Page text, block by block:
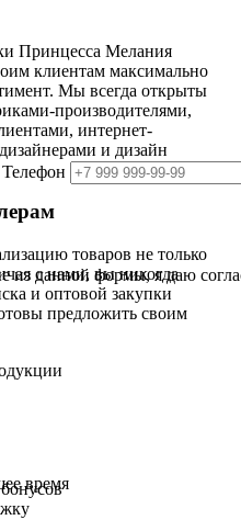
Телефон
из данной формы, я даю
время
Принцесса Мелания
клиентам максимально
Мы всегда открыты
производителями,
интернет-
и дизайн
товаров не только
с нами, вы никогда
и оптовой закупки
предложить своим